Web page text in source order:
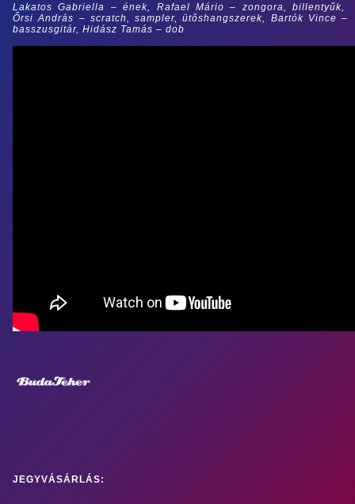
Lakatos Gabriella – ének, Rafael Mário – zongora, billentyűk,
Őrsi András – scratch, sampler, ütőshangszerek, Bartók Vince –
basszusgitár, Hidász Tamás – dob
JEGYVÁSÁRLÁS: